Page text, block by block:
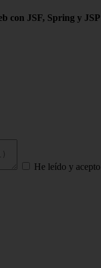
con JSF, Spring y JSP
He leído y